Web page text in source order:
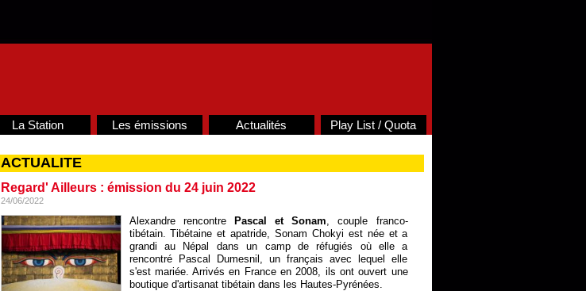
La Station Les émissions Actualités Play List / Quota
ACTUALITE
Regard' Ailleurs : émission du 24 juin 2022
24/06/2022
Alexandre rencontre Pascal et Sonam, couple franco-
tibétain. Tibétaine et apatride, Sonam Chokyi est née et a
grandi au Népal dans un camp de réfugiés où elle a
rencontré Pascal Dumesnil, un français avec lequel elle
s'est mariée. Arrivés en France en 2008, ils ont ouvert une
boutique d'artisanat tibétain dans les Hautes-Pyrénées.